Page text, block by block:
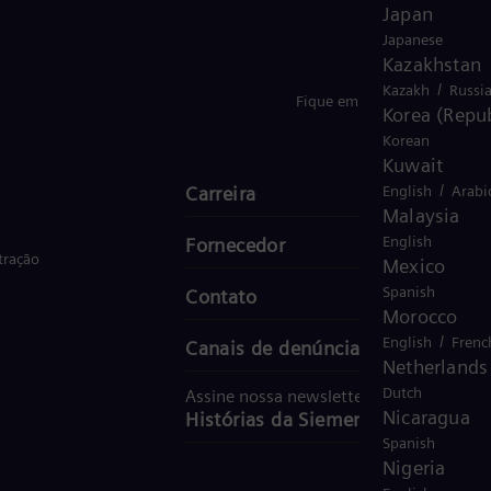
Japan
Japanese
Kazakhstan
Kazakh /
Korea
Korean
Kuwait
English /
Malaysia
English
Mexico
Spanish
Morocco
English /
Netherlands
Dutch
Nicaragua
Spanish
Nigeria
Fique em Contacto
Carreira
Fornecedor
Contato
Canais de denúncia
Assine nossa newsletter
Histórias da Siemens Energy